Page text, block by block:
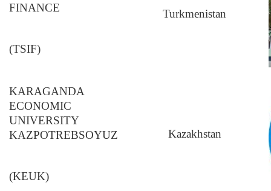
FINANCE
(TSIF)
Turkmenistan
KARAGANDA
ECONOMIC
UNIVERSITY
KAZPOTREBSOYUZ
(KEUK)
Kazakhstan